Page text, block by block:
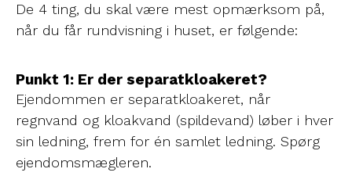
De 4 ting, du skal være mest opmærksom på,
når du får rundvisning i huset, er følgende:
Punkt 1: Er der separatkloakeret?
Ejendommen er separatkloakeret, når
regnvand og kloakvand (spildevand) løber i hver
sin ledning, frem for én samlet ledning. Spørg
ejendomsmægleren.